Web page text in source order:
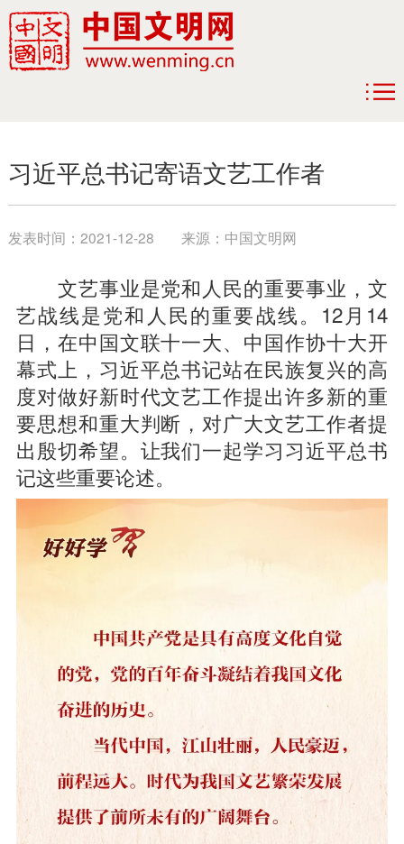
习近平总书记寄语文艺工作者
发表时间： 2021-12-28 来源： 中国文明网
文艺事业是党和人民的重要事业，文
艺战线是党和人民的重要战线。12月14
日，在中国文联十一大、中国作协十大开
幕式上，习近平总书记站在民族复兴的高
度对做好新时代文艺工作提出许多新的重
要思想和重大判断，对广大文艺工作者提
出殷切希望。让我们一起学习习近平总书
记这些重要论述。